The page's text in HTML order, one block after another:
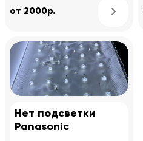
от 2000р.
Нет подсветки
Panasonic